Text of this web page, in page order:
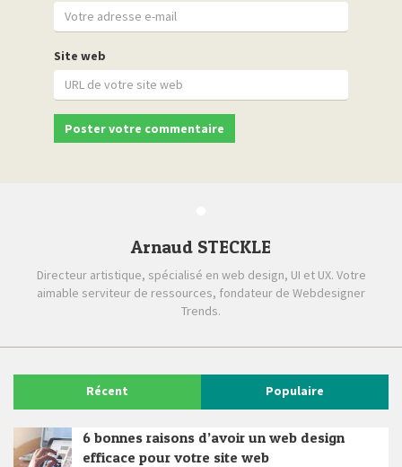
Site web
Arnaud STECKLE
Directeur artistique, spécialisé en web design, UI et UX. Votre
aimable serviteur de ressources, fondateur de Webdesigner
Trends.
Récent Populaire
6 bonnes raisons d’avoir un web design
efficace pour votre site web